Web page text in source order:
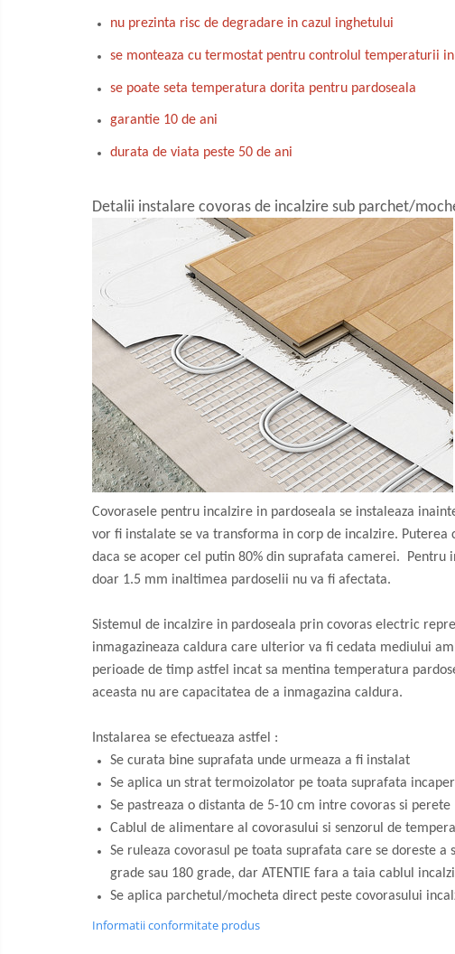
nu prezinta risc de degradare in cazul inghetului
se monteaza cu termostat pentru controlul temperaturii
se poate seta temperatura dorita pentru pardoseala
garantie 10 de ani
durata de viata peste 50 de ani
Detalii instalare covoras de incalzire sub parchet/
Covorasele pentru incalzire in pardoseala se instaleaza
vor fi instalate se va transforma in corp de incalzire.
daca se acoper cel putin 80% din suprafata camerei.
doar 1.5 mm inaltimea pardoselii nu va fi afectata.
Sistemul de incalzire in pardoseala prin covoras electric
inmagazineaza caldura care ulterior va fi cedata mediului
perioade de timp astfel incat sa mentina temperatura
aceasta nu are capacitatea de a inmagazina caldura.
Instalarea se efectueaza astfel :
Se curata bine suprafata unde urmeaza a fi instalat
Se aplica un strat termoizolator pe toata suprafata
Se pastreaza o distanta de 5-10 cm intre covoras si perete
Cablul de alimentare al covorasului si senzorul de
Se ruleaza covorasul pe toata suprafata care se doreste
grade sau 180 grade, dar ATENTIE fara a taia cablul
Se aplica parchetul/mocheta direct peste covorasului
Informatii conformitate produs